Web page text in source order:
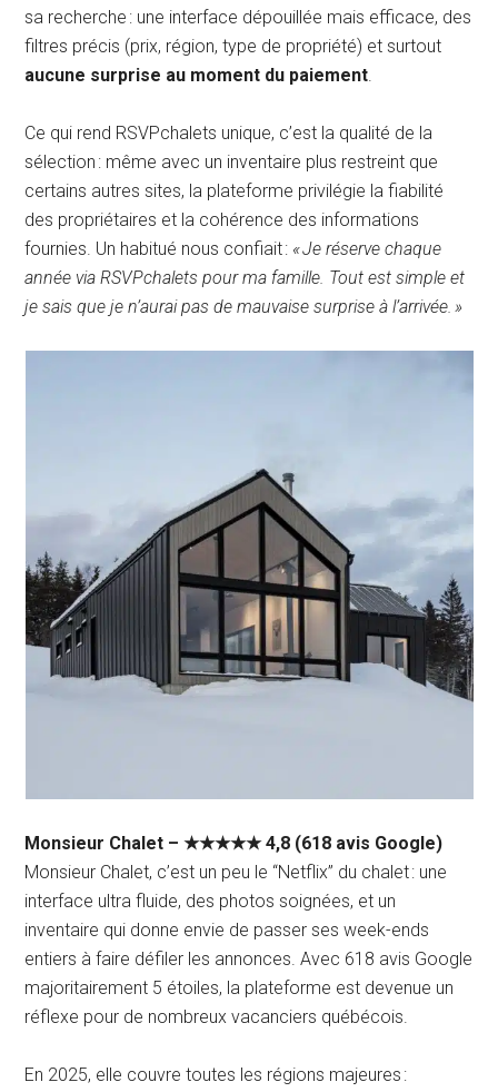
sa recherche : une interface dépouillée mais efficace, des
filtres précis (prix, région, type de propriété) et surtout
aucune surprise au moment du paiement
Ce qui rend RSVPchalets unique, c’est la qualité de la
sélection : même avec un inventaire plus restreint que
certains autres sites, la plateforme privilégie la fiabilité
des propriétaires et la cohérence des informations
fournies. Un habitué nous confiait : « Je réserve chaque
année via RSVPchalets pour ma famille. Tout est simple et
je sais que je n’aurai pas de mauvaise surprise à l’arrivée. »
Monsieur Chalet – ★★★★★ 4,8 (618 avis Google)
Monsieur Chalet, c’est un peu le “Netflix” du chalet : une
interface ultra fluide, des photos soignées, et un
inventaire qui donne envie de passer ses week-ends
entiers à faire défiler les annonces. Avec 618 avis Google
majoritairement 5 étoiles, la plateforme est devenue un
réflexe pour de nombreux vacanciers québécois.
En 2025, elle couvre toutes les régions majeures :